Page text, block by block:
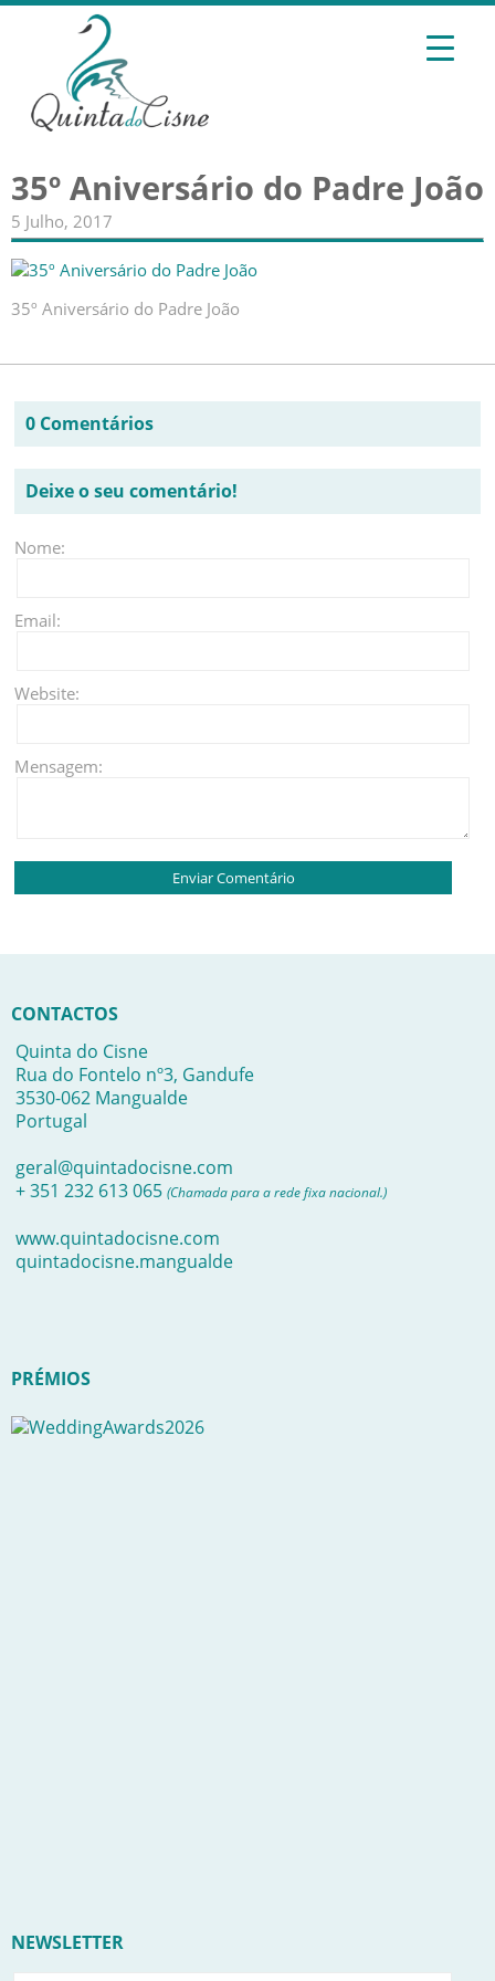
35º Aniversário do Padre João
5 Julho, 2017
35º Aniversário do Padre João
0 Comentários
Deixe o seu comentário!
Nome:
Email:
Website:
Mensagem:
CONTACTOS
Quinta do Cisne
Rua do Fontelo nº3, Gandufe
3530-062 Mangualde
Portugal
geral@quintadocisne.com
+ 351 232 613 065 (Chamada para a rede fixa nacional.)
www.quintadocisne.com
quintadocisne.mangualde
PRÉMIOS
NEWSLETTER